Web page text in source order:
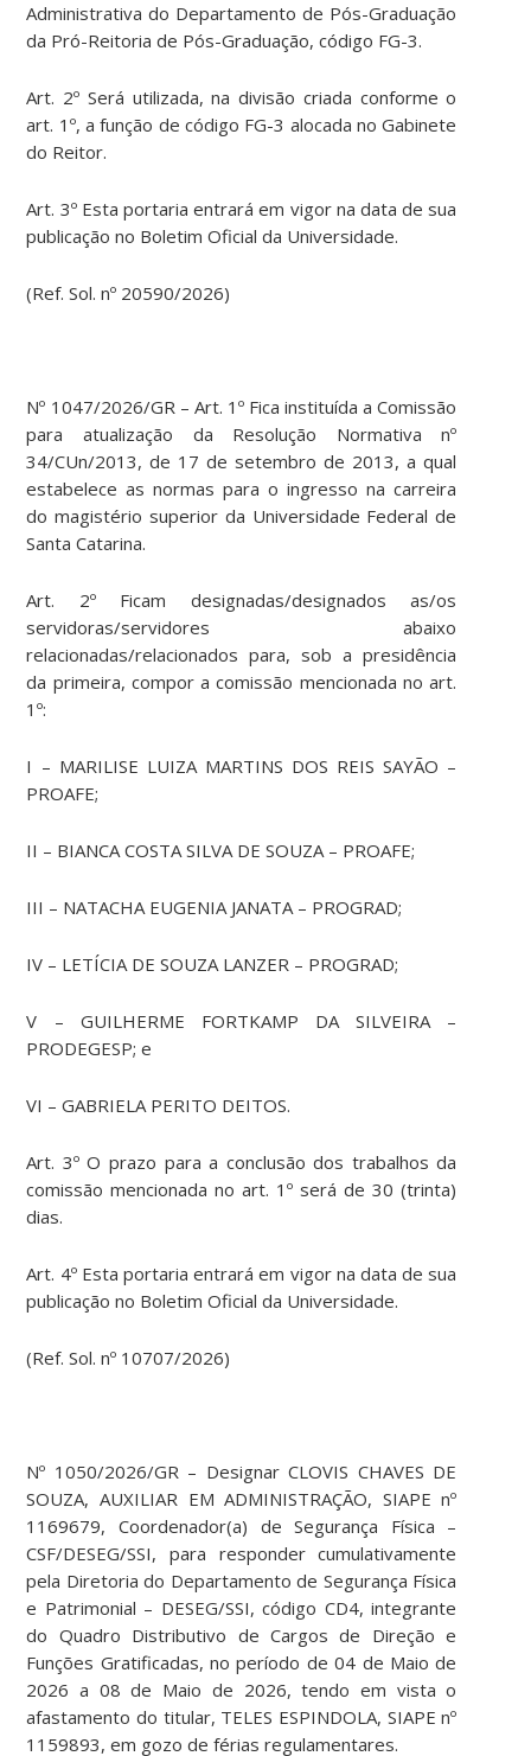
Administrativa do Departamento de Pós-Graduação
da Pró-Reitoria de Pós-Graduação, código FG-3.
Art. 2º Será utilizada, na divisão criada conforme o
art. 1º, a função de código FG-3 alocada no Gabinete
do Reitor.
Art. 3º Esta portaria entrará em vigor na data de sua
publicação no Boletim Oficial da Universidade.
(Ref. Sol. nº 20590/2026)
Nº 1047/2026/GR – Art. 1º Fica instituída a Comissão
para atualização da Resolução Normativa nº
34/CUn/2013, de 17 de setembro de 2013, a qual
estabelece as normas para o ingresso na carreira
do magistério superior da Universidade Federal de
Santa Catarina.
Art. 2º Ficam designadas/designados as/os
servidoras/servidores abaixo
relacionadas/relacionados para, sob a presidência
da primeira, compor a comissão mencionada no art.
1º:
I – MARILISE LUIZA MARTINS DOS REIS SAYÃO –
PROAFE;
II – BIANCA COSTA SILVA DE SOUZA – PROAFE;
III – NATACHA EUGENIA JANATA – PROGRAD;
IV – LETÍCIA DE SOUZA LANZER – PROGRAD;
V – GUILHERME FORTKAMP DA SILVEIRA –
PRODEGESP; e
VI – GABRIELA PERITO DEITOS.
Art. 3º O prazo para a conclusão dos trabalhos da
comissão mencionada no art. 1º será de 30 (trinta)
dias.
Art. 4º Esta portaria entrará em vigor na data de sua
publicação no Boletim Oficial da Universidade.
(Ref. Sol. nº 10707/2026)
Nº 1050/2026/GR – Designar CLOVIS CHAVES DE
SOUZA, AUXILIAR EM ADMINISTRAÇÃO, SIAPE nº
1169679, Coordenador(a) de Segurança Física –
CSF/DESEG/SSI, para responder cumulativamente
pela Diretoria do Departamento de Segurança Física
e Patrimonial – DESEG/SSI, código CD4, integrante
do Quadro Distributivo de Cargos de Direção e
Funções Gratificadas, no período de 04 de Maio de
2026 a 08 de Maio de 2026, tendo em vista o
afastamento do titular, TELES ESPINDOLA, SIAPE nº
1159893, em gozo de férias regulamentares.